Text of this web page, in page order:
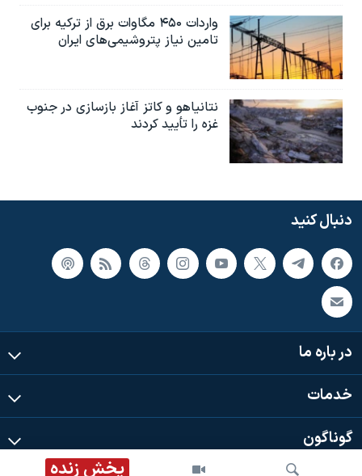
پخش زنده
واردات ۴۵۰ مگاوات برق از ترکیه برای
تامین نیاز پتروشیمی‌های ایران
نتانیاهو و کاتز آغاز بازسازی در جنوب
غزه را تأیید کردند
دنبال کنید
در باره ما
خدمات
گوناگون